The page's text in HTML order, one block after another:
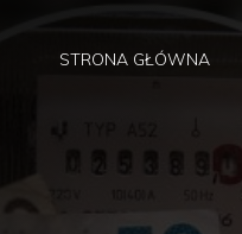
STRONA GŁÓWNA